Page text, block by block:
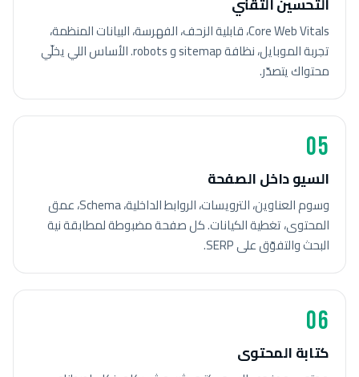
Core Web Vitals، قابلية الزحف، الفهرسة، البيانات المنظمة،
تجربة الموبايل، نظافة sitemap و robots. الأساس اللي يخلّي
محتواك يتصدّر.
05
السيو داخل الصفحة
وسوم العناوين، الترويسات، الروابط الداخلية، Schema، عمق
المحتوى، تغطية الكيانات. كل صفحة مضبوطة لمطابقة نية
البحث والتفوّق على SERP.
06
كتابة المحتوى